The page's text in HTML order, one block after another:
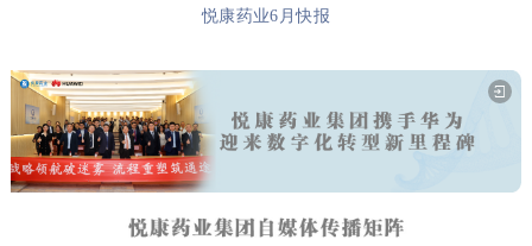
悦康药业6月快报